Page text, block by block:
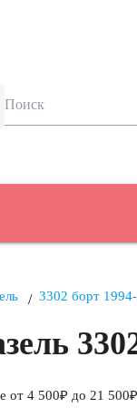
3302 борт
4 500₽ до 21